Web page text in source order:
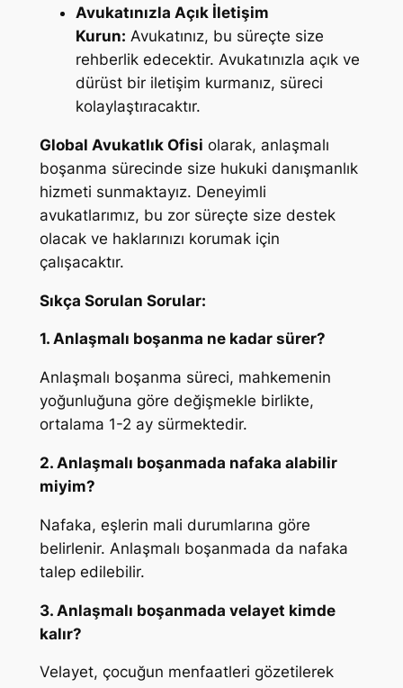
Avukatınızla Açık İletişim
Kurun: Avukatınız, bu süreçte size
rehberlik edecektir. Avukatınızla açık ve
dürüst bir iletişim kurmanız, süreci
kolaylaştıracaktır.
Global Avukatlık Ofisi olarak, anlaşmalı
boşanma sürecinde size hukuki danışmanlık
hizmeti sunmaktayız. Deneyimli
avukatlarımız, bu zor süreçte size destek
olacak ve haklarınızı korumak için
çalışacaktır.
Sıkça Sorulan Sorular:
1. Anlaşmalı boşanma ne kadar sürer?
Anlaşmalı boşanma süreci, mahkemenin
yoğunluğuna göre değişmekle birlikte,
ortalama 1-2 ay sürmektedir.
2. Anlaşmalı boşanmada nafaka alabilir
miyim?
Nafaka, eşlerin mali durumlarına göre
belirlenir. Anlaşmalı boşanmada da nafaka
talep edilebilir.
3. Anlaşmalı boşanmada velayet kimde
kalır?
Velayet, çocuğun menfaatleri gözetilerek